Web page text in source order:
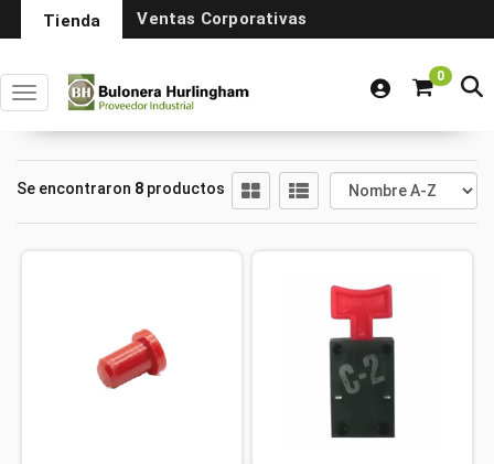
Tienda Ventas Corporativas
0
Toggle navigation
Se encontraron 8 productos